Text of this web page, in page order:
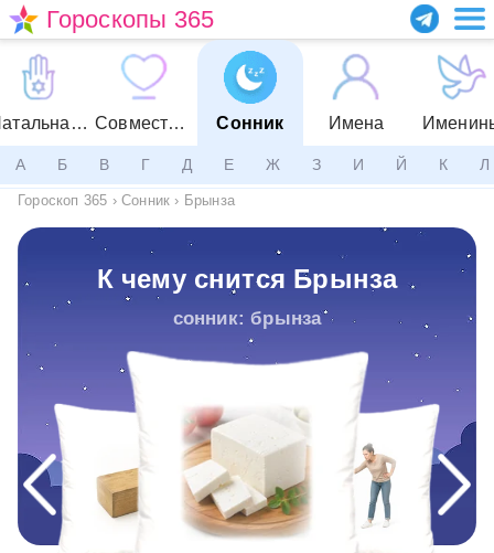
Гороскопы 365
Натальная карта Совместимость Сонник Имена
А Б В Г Д Е Ж З И Й К Л
Гороскоп 365 › Сонник › Брынза
К чему снится Брынза
сонник: брынза